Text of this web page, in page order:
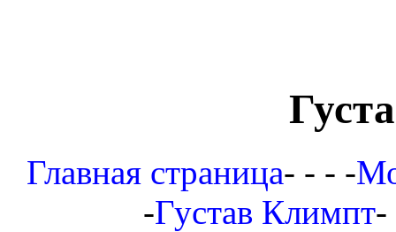
Главная страница- - - -
-Густав Климпт-